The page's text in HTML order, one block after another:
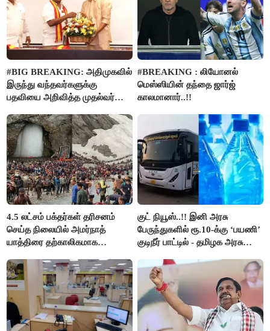
#BIG BREAKING: அதிமுகவில்
இருந்து வந்தவர்களுக்கு
பதவியை அறிவித்த முதல்வர்
#BREAKING : லியோனல்
மெஸ்ஸியின் தந்தை ஜார்ஜ்
காலமானார்..!!
4.5 லட்சம் பக்தர்கள் தரிசனம்
செய்த நிலையில் அமர்நாத்
யாத்திரை தற்காலிகமாக
குட் நியூஸ்..!! இனி அரசு
பேருந்துகளில் ரூ.10-க்கு ‘பயணி’
குடிநீர் பாட்டில் - தமிழக அரசு